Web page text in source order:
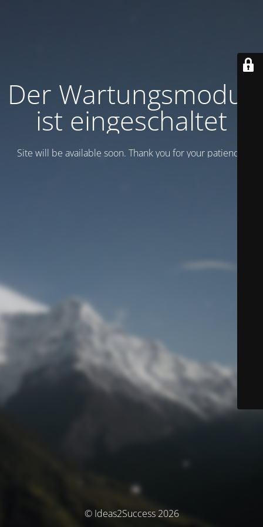
Der Wartungsmodus
ist eingeschaltet
Site will be available soon. Thank you for your patience!
© Ideas2Success 2026